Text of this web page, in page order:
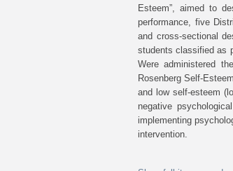
Esteem”, aimed to
performance, five
and cross-sectional
students classified as
Were administered
Rosenberg Self-
and low self-esteem
negative
implementing
intervention.